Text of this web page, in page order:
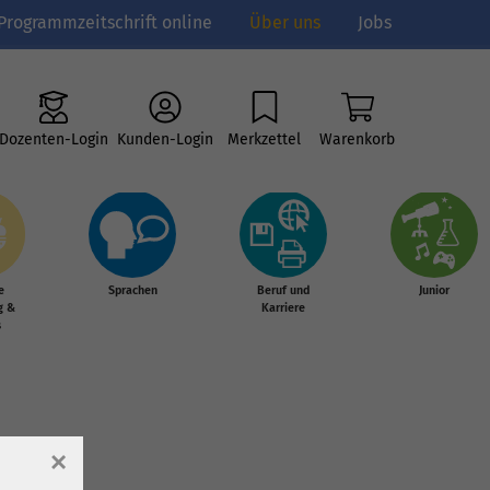
online Über uns Jobs
Dozenten-Login Kunden-Login Merkzettel Warenkorb
&
Sprachen
Beruf und
Karriere
Junior
×